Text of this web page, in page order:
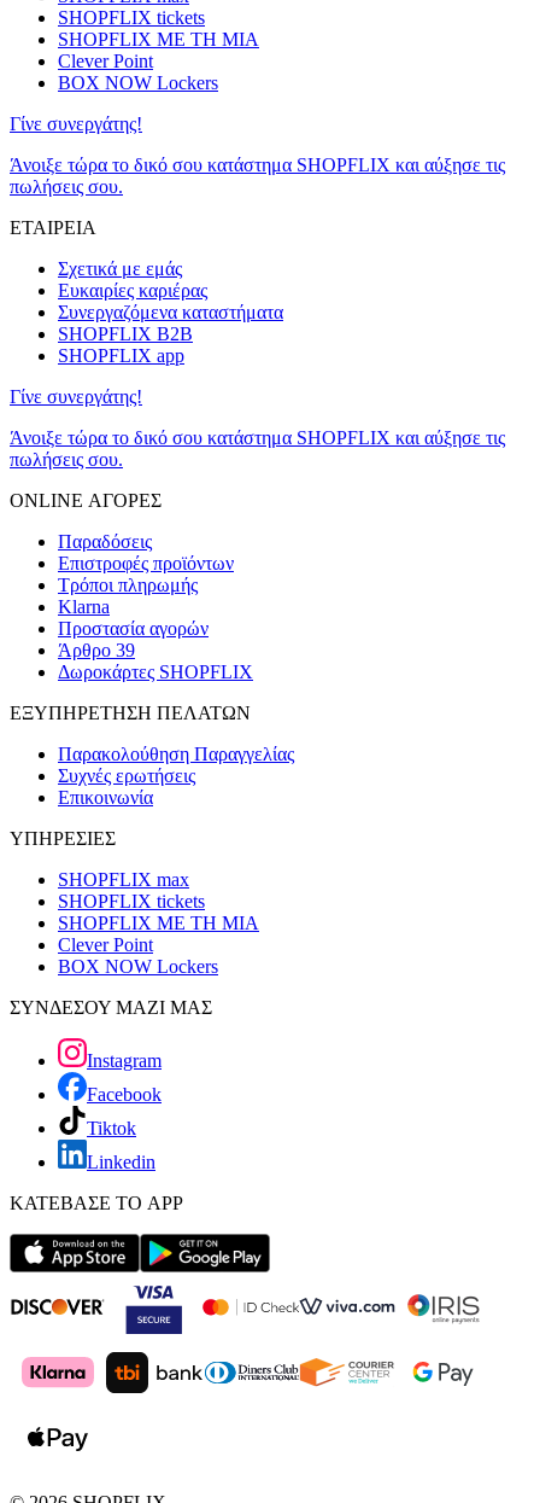
SHOPFLIX tickets
SHOPFLIX ΜΕ ΤΗ ΜΙΑ
Clever Point
BOX NOW Lockers
Γίνε συνεργάτης!
Άνοιξε τώρα το δικό σου κατάστημα SHOPFLIX και αύξησε τις
πωλήσεις σου.
ΕΤΑΙΡΕΙΑ
Σχετικά με εμάς
Ευκαιρίες καριέρας
Συνεργαζόμενα καταστήματα
SHOPFLIX B2B
SHOPFLIX app
Γίνε συνεργάτης!
Άνοιξε τώρα το δικό σου κατάστημα SHOPFLIX και αύξησε τις
πωλήσεις σου.
ONLINE ΑΓΟΡΕΣ
Παραδόσεις
Επιστροφές προϊόντων
Τρόποι πληρωμής
Klarna
Προστασία αγορών
Άρθρο 39
Δωροκάρτες SHOPFLIX
ΕΞΥΠΗΡΕΤΗΣΗ ΠΕΛΑΤΩΝ
Παρακολούθηση Παραγγελίας
Συχνές ερωτήσεις
Επικοινωνία
ΥΠΗΡΕΣΙΕΣ
SHOPFLIX max
SHOPFLIX tickets
SHOPFLIX ΜΕ ΤΗ ΜΙΑ
Clever Point
BOX NOW Lockers
ΣΥΝΔΕΣΟΥ ΜΑΖΙ ΜΑΣ
Instagram
Facebook
Tiktok
Linkedin
ΚΑΤΕΒΑΣΕ ΤΟ APP